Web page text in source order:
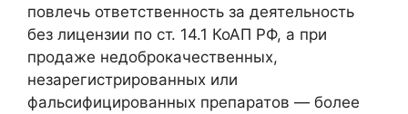
повлечь ответственность за деятельность
без лицензии по ст. 14.1 КоАП РФ, а при
продаже недоброкачественных,
незарегистрированных или
фальсифицированных препаратов — более